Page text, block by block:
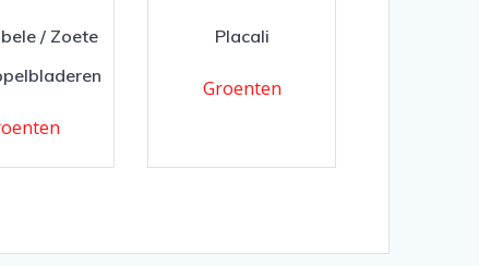
/ Zoete
Placali
Groenten